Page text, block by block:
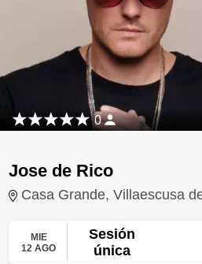
0
Jose de Rico
Casa Grande, Villaescusa
MIE
12 AGO
Sesión
única